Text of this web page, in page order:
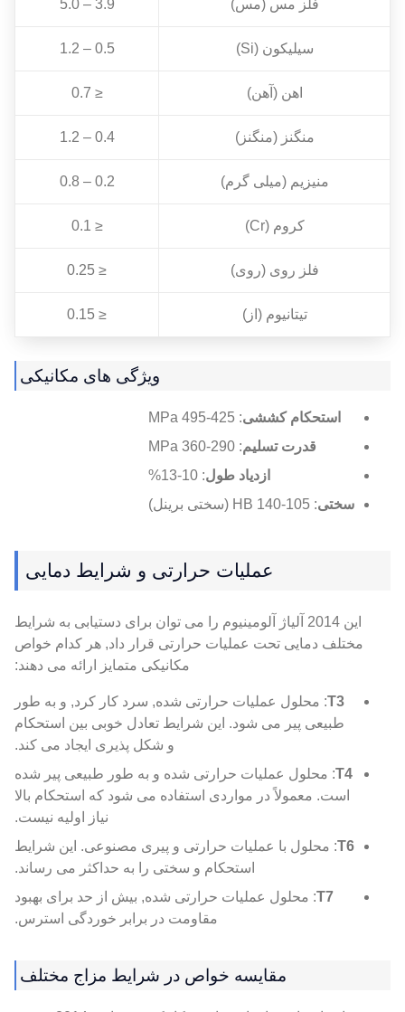
فلز مس (مس) 3.9 – 5.0
سیلیکون (Si) 0.5 – 1.2
اهن (آهن) ≤ 0.7
منگنز (منگنز) 0.4 – 1.2
منیزیم (میلی گرم) 0.2 – 0.8
کروم (Cr) ≤ 0.1
فلز روی (روی) ≤ 0.25
تیتانیوم (از) ≤ 0.15
ویژگی های مکانیکی
استحکام کششی: 425-495 MPa
قدرت تسلیم: 290-360 MPa
ازدیاد طول: 10-13%
سختی: 105-140 HB (سختی برینل)
عملیات حرارتی و شرایط دمایی
این 2014 آلیاژ آلومینیوم را می توان برای دستیابی به شرایط
مختلف دمایی تحت عملیات حرارتی قرار داد, هر کدام خواص
مکانیکی متمایز ارائه می دهند:
T3: محلول عملیات حرارتی شده, سرد کار کرد, و به طور
طبیعی پیر می شود. این شرایط تعادل خوبی بین استحکام
و شکل پذیری ایجاد می کند.
T4: محلول عملیات حرارتی شده و به طور طبیعی پیر شده
است. معمولاً در مواردی استفاده می شود که استحکام بالا
نیاز اولیه نیست.
T6: محلول با عملیات حرارتی و پیری مصنوعی. این شرایط
استحکام و سختی را به حداکثر می رساند.
T7: محلول عملیات حرارتی شده, بیش از حد برای بهبود
مقاومت در برابر خوردگی استرس.
مقایسه خواص در شرایط مزاج مختلف